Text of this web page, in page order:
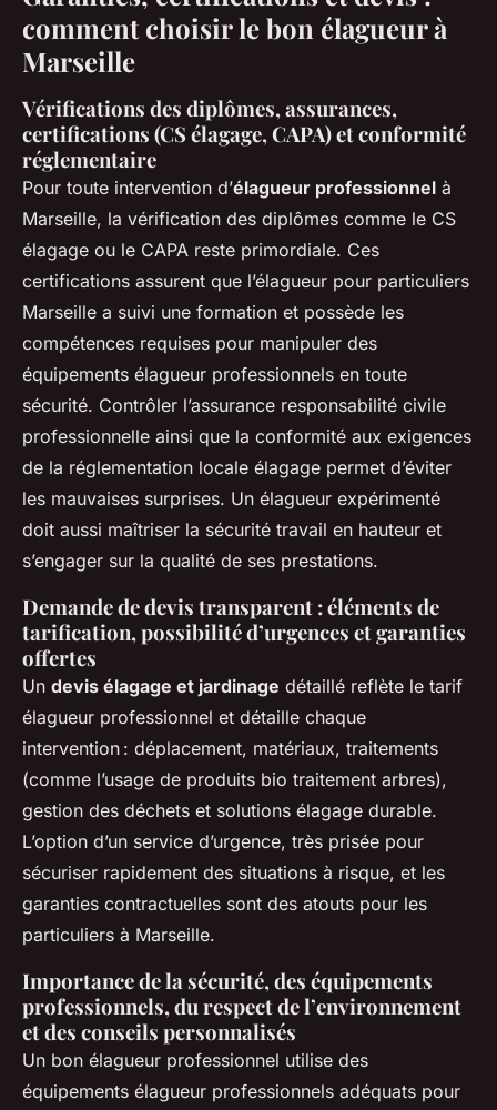
comment choisir le bon élagueur à
Marseille
Vérifications des diplômes, assurances,
certifications (CS élagage, CAPA) et conformité
réglementaire
Pour toute intervention d’élagueur professionnel à
Marseille, la vérification des diplômes comme le CS
élagage ou le CAPA reste primordiale. Ces
certifications assurent que l’élagueur pour particuliers
Marseille a suivi une formation et possède les
compétences requises pour manipuler des
équipements élagueur professionnels en toute
sécurité. Contrôler l’assurance responsabilité civile
professionnelle ainsi que la conformité aux exigences
de la réglementation locale élagage permet d’éviter
les mauvaises surprises. Un élagueur expérimenté
doit aussi maîtriser la sécurité travail en hauteur et
s’engager sur la qualité de ses prestations.
Demande de devis transparent : éléments de
tarification, possibilité d’urgences et garanties
offertes
Un devis élagage et jardinage détaillé reflète le tarif
élagueur professionnel et détaille chaque
intervention : déplacement, matériaux, traitements
(comme l’usage de produits bio traitement arbres),
gestion des déchets et solutions élagage durable.
L’option d’un service d’urgence, très prisée pour
sécuriser rapidement des situations à risque, et les
garanties contractuelles sont des atouts pour les
particuliers à Marseille.
Importance de la sécurité, des équipements
professionnels, du respect de l’environnement
et des conseils personnalisés
Un bon élagueur professionnel utilise des
équipements élagueur professionnels adéquats pour